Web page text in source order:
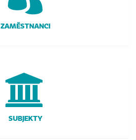
ZAMĚSTNANCI
SUBJEKTY